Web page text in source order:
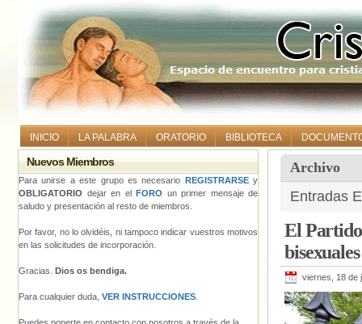
INICIO LA PALABRA ORATORIO BIBLIOTECA
Archivo
Entradas
El Partido
viernes, 18 de
Nuevos Miembros
Para unirse a este grupo es necesario REGISTRARSEy
OBLIGATORIO dejar en el FORO un primer mensaje de
saludo y presentación al resto de miembros.
Por favor, no lo olvidéis, ni tampoco indicar vuestros motivos
en las solicitudes de incorporación.
Gracias. Dios os bendiga.
Para cualquier duda, VER INSTRUCCIONES